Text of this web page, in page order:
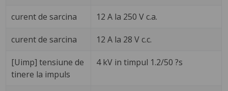
curent de sarcina 12 A la 250 V c.a.
curent de sarcina 12 A la 28 V c.c.
[Uimp] tensiune de
tinere la impuls
4 kV in timpul 1.2/50 ?s